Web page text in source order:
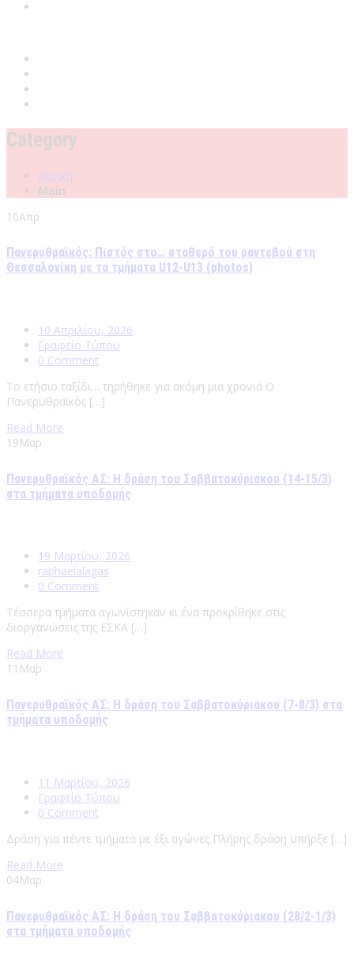
Category
Αρχική
Main
10Απρ
Πανερυθραϊκός: Πιστός στο… σταθερό του ραντεβού στη
Θεσσαλονίκη με τα τμήματα U12-U13 (photos)
10 Απριλίου, 2026
Γραφείο Τύπου
0 Comment
Το ετήσιο ταξίδι… τηρήθηκε για ακόμη μια χρονιά Ο
Πανερυθραϊκός […]
Read More
19Μαρ
Πανερυθραϊκός ΑΣ: Η δράση του Σαββατοκύριακου (14-15/3)
στα τμήματα υποδομής
19 Μαρτίου, 2026
raphaelalagas
0 Comment
Τέσσερα τμήματα αγωνίστηκαν κι ένα προκρίθηκε στις
διοργανώσεις της ΕΣΚΑ […]
Read More
11 Μαρ
Πανερυθραϊκός ΑΣ: Η δράση του Σαββατοκύριακου (7-8/3) στα
τμήματα υποδομής
11 Μαρτίου, 2026
Γραφείο Τύπου
0 Comment
Δράση για πέντε τμήματα με έξι αγώνες Πλήρης δράση υπήρξε […]
Read More
04Μαρ
Πανερυθραϊκός ΑΣ: Η δράση του Σαββατοκύριακου (28/2-1/3)
στα τμήματα υποδομής